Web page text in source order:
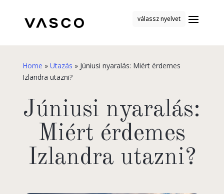
válassz nyelvet
Home » Utazás » Júniusi nyaralás: Miért érdemes
Izlandra utazni?
Júniusi nyaralás:
Miért érdemes
Izlandra utazni?